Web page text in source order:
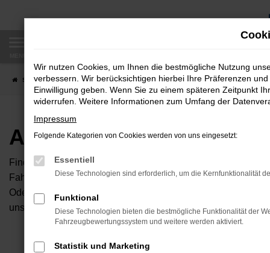
Zum
Startseite Fahrzeugangebote Autobörse
Autobörse
Finden Sie Ihren neuen Traumwagen bei uns. Dafür haben
Fahrzeuge an, die bei uns auf dem Hof stehen. Dann
Oder Sie klicken auf den Button Autobörse und Sie haben
unserem Händlernetzwerk. Diese Fahrzeuge können wir
Wir nutzen Cookies, um Ihnen die bestmögliche Nutzung
verbessern. Wir berücksichtigen hierbei Ihre Präferenzen
Einwilligung geben. Wenn Sie zu einem späteren Zeitpunkt
widerrufen. Weitere Informationen zum Umfang der
Impressum
Folgende Kategorien von Cookies werden von uns eingesetzt:
Essentiell
Diese Technologien sind erforderlich, um die Kernfunktionalität
Funktional
Diese Technologien bieten die bestmögliche Funktionalität der
Fahrzeugbewertungssystem und weitere werden aktiviert.
Statistik und Marketing